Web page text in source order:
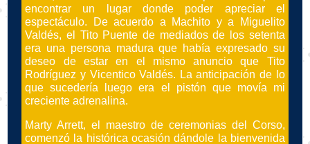
encontrar un lugar donde poder apreciar el
espectáculo. De acuerdo a Machito y a Miguelito
Valdés, el Tito Puente de mediados de los setenta
era una persona madura que había expresado su
deseo de estar en el mismo anuncio que Tito
Rodríguez y Vicentico Valdés. La anticipación de lo
que sucedería luego era el pistón que movía mi
creciente adrenalina.
Marty Arrett, el maestro de ceremonias del Corso,
comenzó la histórica ocasión dándole la bienvenida